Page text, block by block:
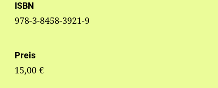
ISBN
978-3-8458-3921-9
Preis
15,00 €